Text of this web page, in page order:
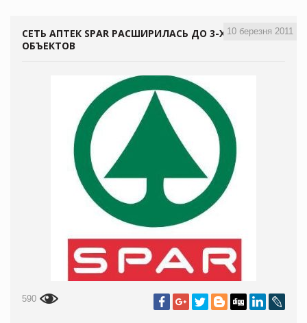
10 березня 2011
СЕТЬ АПТЕК SPAR РАСШИРИЛАСЬ ДО 3-Х
ОБЪЕКТОВ
590